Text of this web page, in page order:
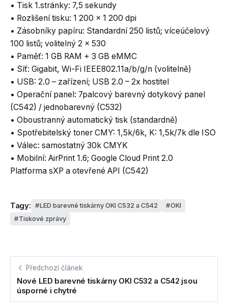
• Tisk 1.stránky: 7,5 sekundy
• Rozlišení tisku: 1 200 x 1 200 dpi
• Zásobníky papíru: Standardní 250 listů; víceúčelový
100 listů; volitelný 2 x 530
• Paměť: 1 GB RAM + 3 GB eMMC
• Síť: Gigabit, Wi-Fi IEEE802.11a/b/g/n (volitelně)
• USB: 2.0 – zařízení; USB 2.0 – 2x hostitel
• Operační panel: 7palcový barevný dotykový panel
(C542) / jednobarevný (C532)
• Oboustranný automatický tisk (standardně)
• Spotřebitelský toner CMY: 1,5k/6k, K: 1,5k/7k dle ISO
• Válec: samostatný 30k CMYK
• Mobilní: AirPrint 1.6; Google Cloud Print 2.0
Platforma sXP a otevřené API (C542)
Tagy: LED barevné tiskárny OKI C532 a C542
OKI
Tiskové zprávy
Předchozí článek
Nové LED barevné tiskárny OKI C532 a C542 jsou
úsporné i chytré